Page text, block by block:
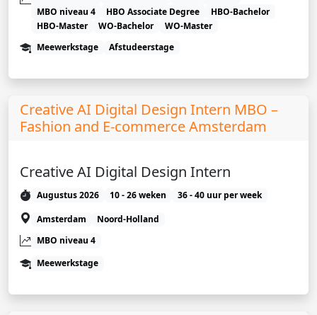
MBO niveau 4
HBO Associate Degree
HBO-Bachelor
HBO-Master
WO-Bachelor
WO-Master
Meewerkstage
Afstudeerstage
Creative AI Digital Design Intern MBO –
Fashion and E-commerce Amsterdam
Creative AI Digital Design Intern
Augustus 2026 10 - 26 weken
36 - 40 uur per week
Amsterdam
Noord-Holland
MBO niveau 4
Meewerkstage